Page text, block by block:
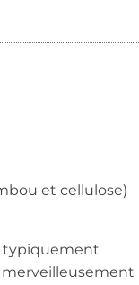
et cellulose)
typiquement
merveilleusement